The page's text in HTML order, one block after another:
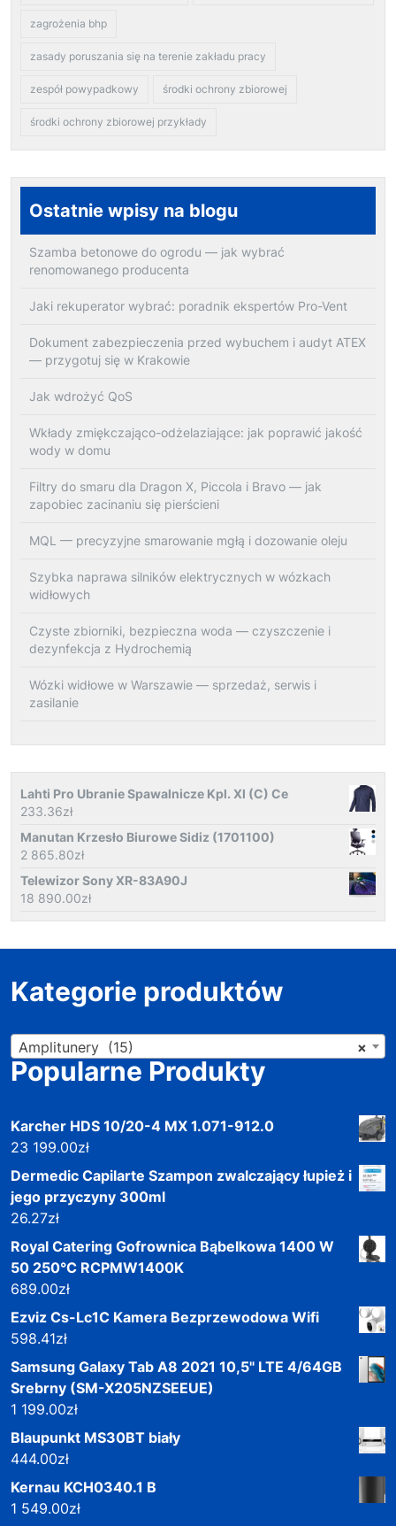
zagrożenia bhp
zasady poruszania się na terenie zakładu pracy
zespół powypadkowy środki ochrony zbiorowej
środki ochrony zbiorowej przykłady
Ostatnie wpisy na blogu
Szamba betonowe do ogrodu — jak wybrać
renomowanego producenta
Jaki rekuperator wybrać: poradnik ekspertów Pro-Vent
Dokument zabezpieczenia przed wybuchem i audyt ATEX
— przygotuj się w Krakowie
Jak wdrożyć QoS
Wkłady zmiękczająco-odżelaziające: jak poprawić jakość
wody w domu
Filtry do smaru dla Dragon X, Piccola i Bravo — jak
zapobiec zacinaniu się pierścieni
MQL — precyzyjne smarowanie mgłą i dozowanie oleju
Szybka naprawa silników elektrycznych w wózkach
widłowych
Czyste zbiorniki, bezpieczna woda — czyszczenie i
dezynfekcja z Hydrochemią
Wózki widłowe w Warszawie — sprzedaż, serwis i
zasilanie
Lahti Pro Ubranie Spawalnicze Kpl. Xl (C) Ce
233.36zł
Manutan Krzesło Biurowe Sidiz (1701100)
2 865.80zł
Telewizor Sony XR-83A90J
18 890.00zł
Kategorie produktów
×
Amplitunery (15)
Popularne Produkty
Karcher HDS 10/20-4 MX 1.071-912.0
23 199.00zł
Dermedic Capilarte Szampon zwalczający łupież i
jego przyczyny 300ml
26.27zł
Royal Catering Gofrownica Bąbelkowa 1400 W
50 250°C RCPMW1400K
689.00zł
Ezviz Cs-Lc1C Kamera Bezprzewodowa Wifi
598.41zł
Samsung Galaxy Tab A8 2021 10,5" LTE 4/64GB
Srebrny (SM-X205NZSEEUE)
1 199.00zł
Blaupunkt MS30BT biały
444.00zł
Kernau KCH0340.1 B
1 549.00zł